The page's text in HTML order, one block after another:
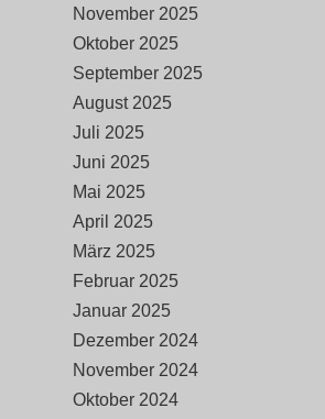
November 2025
Oktober 2025
September 2025
August 2025
Juli 2025
Juni 2025
Mai 2025
April 2025
März 2025
Februar 2025
Januar 2025
Dezember 2024
November 2024
Oktober 2024